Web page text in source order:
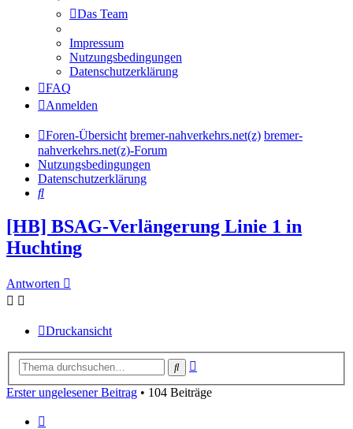
Das Team
Impressum
Nutzungsbedingungen
Datenschutzerklärung
FAQ
Anmelden
Foren-Übersicht bremer-nahverkehrs.net(z) bremer-
nahverkehrs.net(z)-Forum
Nutzungsbedingungen
Datenschutzerklärung
Suche
[HB] BSAG-Verlängerung Linie 1 in
Huchting
Antworten
Druckansicht
Suche
Erster ungelesener Beitrag • 104 Beiträge